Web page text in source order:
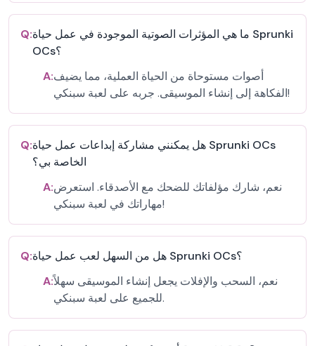
Q:ما هي المؤثرات الصوتية الموجودة في عمل حياة Sprunki
OCs؟
A:أصوات مستوحاة من الحياة العملية، مما يضيف
الفكاهة إلى إنشاء الموسيقى. جربه على لعبة سبنكي!
Q:هل يمكنني مشاركة إبداعات عمل حياة Sprunki OCs
الخاصة بي؟
A:نعم، شارك مؤلفاتك للضحك مع الأصدقاء. استعرض
مهاراتك في لعبة سبنكي!
Q:
هل من السهل لعب عمل حياة Sprunki OCs؟
A:نعم، السحب والإفلات يجعل إنشاء الموسيقى سهلاً
للجميع على لعبة سبنكي.